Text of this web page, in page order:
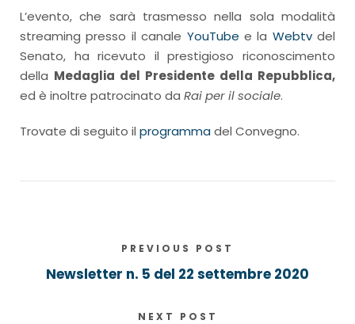
L’evento, che sarà trasmesso nella sola modalità
streaming presso il canale YouTube e la Webtvdel
Senato, ha ricevuto il prestigioso riconoscimento
della Medaglia del Presidente della Repubblica,
ed è inoltre patrocinato da Rai per il sociale.
Trovate di seguito il programmadel Convegno.
PREVIOUS POST
Newsletter n. 5 del 22 settembre 2020
NEXT POST